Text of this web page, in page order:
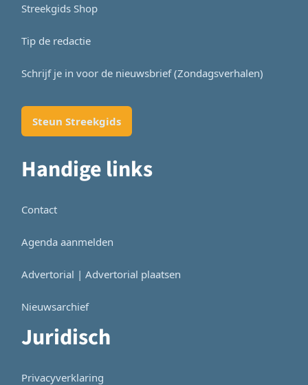
Streekgids Shop
Tip de redactie
Schrijf je in voor de nieuwsbrief (Zondagsverhalen)
Steun Streekgids
Handige links
Contact
Agenda aanmelden
Advertorial | Advertorial plaatsen
Nieuwsarchief
Juridisch
Privacyverklaring